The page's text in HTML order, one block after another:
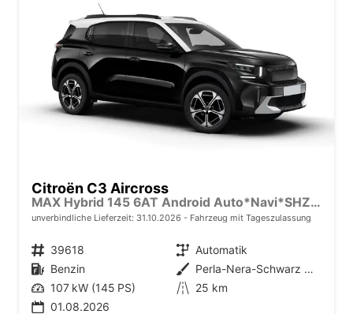
Citroën C3 Aircross
MAX Hybrid 145 6AT Android Auto*Navi*SHZ*Kamera*Totwinkel*Keyless*17"*Klimaauto
unverbindliche Lieferzeit: 31.10.2026 Fahrzeug mit Tageszulassung
Fahrzeugnr. 39618 Getriebe Automatik
Kraftstoff Benzin Außenfarbe
Perla-Nera-Schwarz Metallic mit weißem Dach
Leistung 107 kW (145 PS) Kilometerstand 25 km
01.08.2026